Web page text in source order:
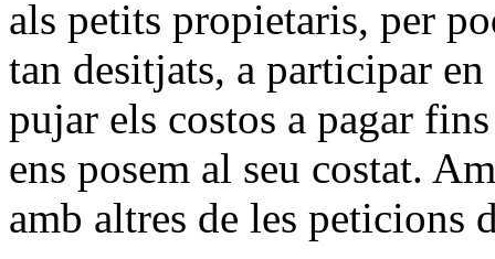
als petits propietaris, per
tan desitjats, a participar
pujar els costos a pagar
ens posem al seu costat.
amb altres de les peticions